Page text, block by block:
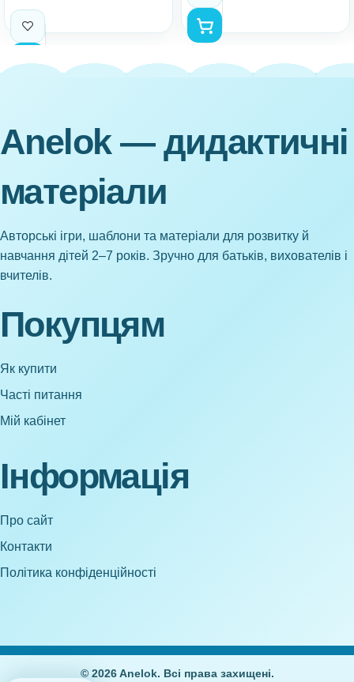
Anelok — дидактичні
матеріали
Авторські ігри, шаблони та матеріали для розвитку й
навчання дітей 2–7 років. Зручно для батьків, вихователів і
вчителів.
Покупцям
Як купити
Часті питання
Мій кабінет
Інформація
Про сайт
Контакти
Політика конфіденційності
© 2026 Anelok. Всі права захищені.